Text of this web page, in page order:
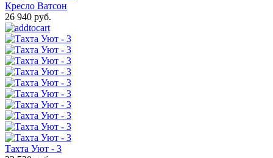
Кресло Ватсон
26 940 руб.
Тахта Уют - 3